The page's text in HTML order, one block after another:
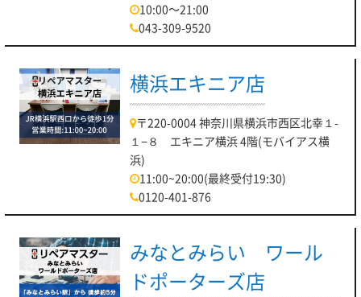
10:00～21:00
043-309-9520
横浜エキニア店
〒220-0004 神奈川県横浜市西区北幸１-
１−８ エキニア横浜 4階(モバイアス横
浜)
11:00~20:00(最終受付19:30)
0120-401-876
みなとみらい ワール
ドポーターズ店